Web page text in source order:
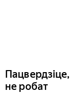
не робат